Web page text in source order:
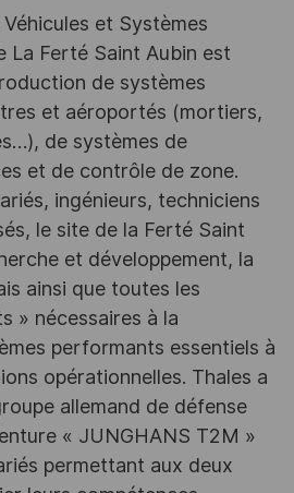
et Systèmes
La Ferté Saint Aubin est
de systèmes
et aéroportés (mortiers,
de systèmes de
et de contrôle de zone.
ingénieurs, techniciens
le site de la Ferté Saint
et développement, la
ainsi que toutes les
» nécessaires à la
performants essentiels à
opérationnelles. Thales a
allemand de défense
« JUNGHANS T2M »
permettant aux deux